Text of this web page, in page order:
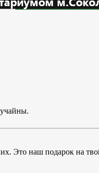
Это наш подарок на